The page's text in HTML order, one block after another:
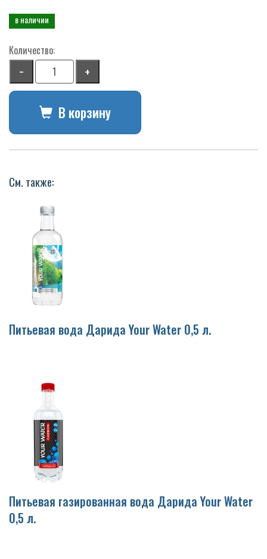
в наличии
Количество:
− +
В корзину
См. также:
Питьевая вода Дарида Your Water 0,5 л.
Питьевая газированная вода Дарида Your Water
0,5 л.